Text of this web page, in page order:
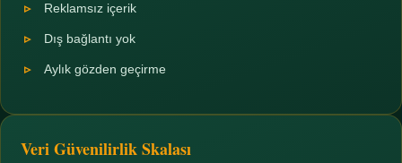
Reklamsız içerik
Dış bağlantı yok
Aylık gözden geçirme
Veri Güvenilirlik Skalası